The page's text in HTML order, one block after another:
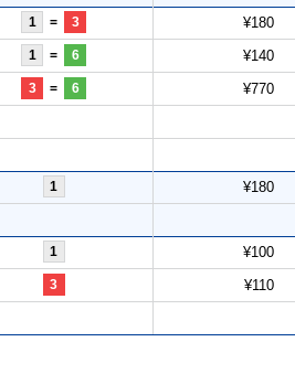
1 = 3 ¥180
1 = 6 ¥140
3 = 6 ¥770
1 ¥180
1 ¥100
3 ¥110